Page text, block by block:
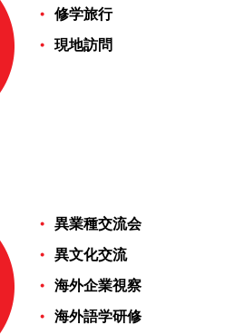
修学旅行​
現地訪問​
異業種交流会​
異文化交流​
海外企業視察​
海外語学研修​